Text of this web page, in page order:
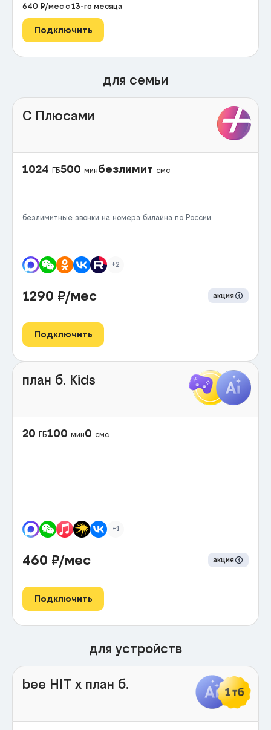
640 ₽/мес с 13-го месяца
Подключить
для семьи
С Плюсами
1024 ГБ500 минбезлимит смс
безлимитные звонки на номера билайна по России
+2
1290 ₽/мес акция
Подключить
план б. Kids
20 ГБ100 мин0 смс
+1
460 ₽/мес акция
Подключить
для устройств
bee HIT x план б.